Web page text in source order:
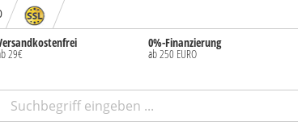
29€
0%-Finanzierung
ab 250 EURO